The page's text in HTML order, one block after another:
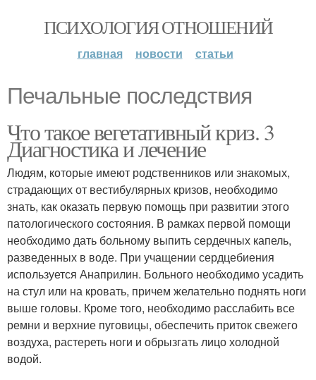
ПСИХОЛОГИЯ ОТНОШЕНИЙ
главная новости статьи
Печальные последствия
Что такое вегетативный криз. 3
Диагностика и лечение
Людям, которые имеют родственников или знакомых,
страдающих от вестибулярных кризов, необходимо
знать, как оказать первую помощь при развитии этого
патологического состояния. В рамках первой помощи
необходимо дать больному выпить сердечных капель,
разведенных в воде. При учащении сердцебиения
используется Анаприлин. Больного необходимо усадить
на стул или на кровать, причем желательно поднять ноги
выше головы. Кроме того, необходимо расслабить все
ремни и верхние пуговицы, обеспечить приток свежего
воздуха, растереть ноги и обрызгать лицо холодной
водой.